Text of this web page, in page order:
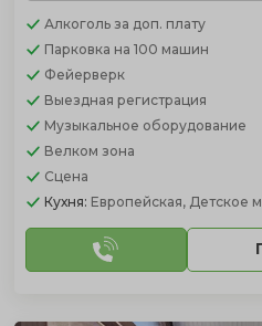
Алкоголь за доп. плату
Парковка на 100 машин
Фейерверк
Выездная регистрация
Музыкальное оборудование
Велком зона
Сцена
Кухня: Европейская, Детское